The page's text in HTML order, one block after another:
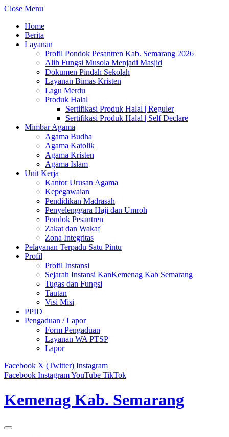
Close Menu
Home
Berita
Layanan
Profil Pondok Pesantren Kab. Semarang 2026
Alih Fungsi Musola Menjadi Masjid
Dokumen Pindah Sekolah
Layanan Bimas Kristen
Lagu Merdu
Produk Halal
Sertifikasi Produk Halal | Reguler
Sertifikasi Produk Halal | Self Declare
Mimbar Agama
Agama Budha
Agama Katolik
Agama Kristen
Agama Islam
Unit Kerja
Kantor Urusan Agama
Kepegawaian
Pendidikan Madrasah
Penyelenggara Haji dan Umroh
Pondok Pesantren
Zakat dan Wakaf
Zona Integritas
Pelayanan Terpadu Satu Pintu
Profil
Profil Instansi
Sejarah Instansi KanKemenag Kab Semarang
Tugas dan Fungsi
Tautan
Visi Misi
PPID
Pengaduan / Lapor
Form Pengaduan
Layanan WA PTSP
Lapor
Facebook X (Twitter) Instagram
Facebook InstagramYouTube TikTok
Kemenag Kab. Semarang